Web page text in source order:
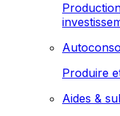
Produire
Aides &